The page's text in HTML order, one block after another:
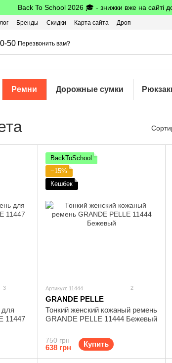
Back To School 2026 🎓 - знижки вже на сайті
Бренды Скидки Карта сайта
Дроп
50 Перезвонить вам?
Ремни Дорожные сумки
3
для
11447
BackToSchool
−15%
Кешбек
Артикул: 11444 2
GRANDE PELLE
Тонкий женский кожаный ремень
GRANDE PELLE 11444 Бежевый
750 грн
638 грн Купить